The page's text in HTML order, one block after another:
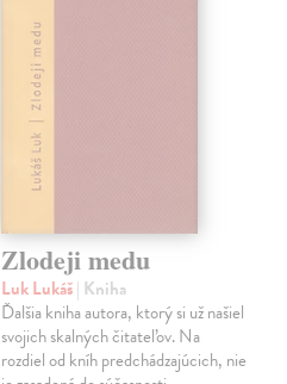
Zlodeji medu
Luk Lukáš| Kniha
Ďalšia kniha autora, ktorý si už našiel
svojich skalných čitateľov. Na
rozdiel od kníh predchádzajúcich, nie